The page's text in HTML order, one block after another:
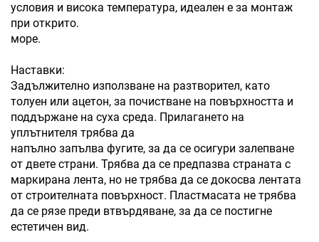
условия и висока температура, идеален е за монтаж
при открито.
море.
Наставки:
Задължително използване на разтворител, като
толуен или ацетон, за почистване на повърхността и
поддържане на суха среда. Прилагането на
уплътнителя трябва да
напълно запълва фугите, за да се осигури залепване
от двете страни. Трябва да се предпазва страната с
маркирана лента, но не трябва да се докосва лентата
от строителната повърхност. Пластмасата не трябва
да се рязе преди втвърдяване, за да се постигне
естетичен вид.